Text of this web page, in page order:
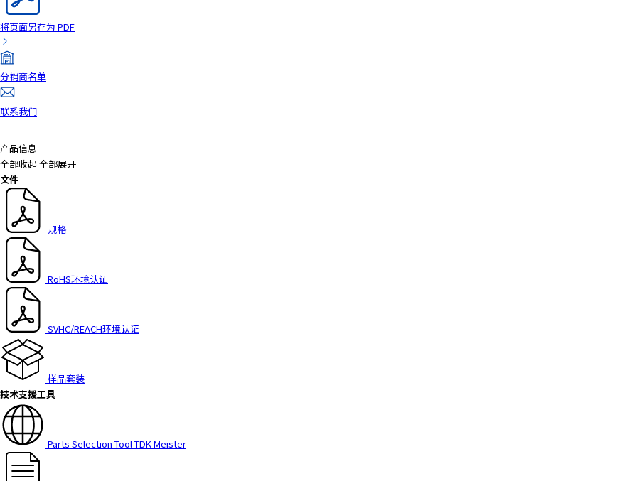
将页面另存为 PDF
分销商名单
联系我们
产品信息
全部收起 全部展开
文件
规格
RoHS环境认证
SVHC/REACH环境认证
样品套装
技术支援工具
Parts Selection Tool TDK Meister